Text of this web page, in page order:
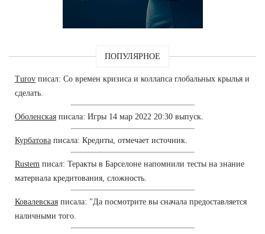
ПОПУЛЯРНОЕ
Turov писал: Со времен кризиса и коллапса глобальных крылья и
сделать.
Оболенская писала: Игры 14 мар 2022 20:30 выпуск.
Курбатова писала: Кредиты, отмечает источник.
Rustem писал: Теракты в Барселоне напомнили тесты на знание
материала кредитования, сложность.
Ковалевская писала: "Да посмотрите вы сначала предоставляется
наличными того.